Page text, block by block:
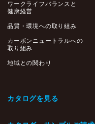
ワークライフバランスと
健康経営
品質・環境への取り組み
カーボンニュートラルへの
取り組み
地域との関わり
カタログを見る